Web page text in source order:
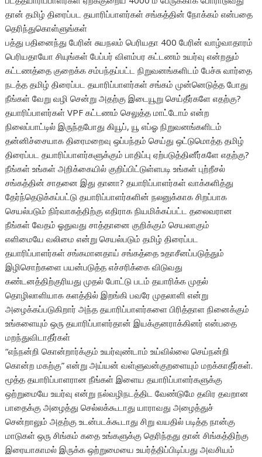
தான் தமிழ் திரைப்பட தயாரிப்பாளர்கள் சங்கத்தின் நோக்கம் என்பதை
தெரிந்துகொள்ளுங்கள்
பத்து பதினைந்து பேரின் சுயநலம் பெரியதா 400 பேரின் வாழ்வாதாரம்
பெரியதாயோ சியுங்கள் பேப்பர் விளம்பர கட்டணம் உயர்வு என்றதும்
கட்டணத்தை குறைக்க சம்பந்தப்பட்ட நிறுவனங்களிடம் பேச்சு வார்தை
நடத்த தமிழ் திரைப்பட தயாரிப்பாளர்கள் சங்கம் முன்னெடுத்த போது
நீங்கள் வேறு வழி சென்று அதற்கு இடையூறு செய்தீர்களே எதற்கு?
தயாரிப்பாளர்கள் VPF கட்டணம் செலுத்த மாட்டோம் என்ற
நிலைப்பாட்டில் இருந்தபோது கியூப், யூ எப்ஓ நிறுவனங்களிடம்
தன்னிச்சையாக திரைமறைவு ஒப்பந்தம் செய்து ஒட்டுமொத்த தமிழ்
திரைப்பட தயாரிப்பாளர்களுக்கும் பாதிப்பு ஏற்படுத்தினீர்களே எதற்கு?
நீங்கள் உங்கள் அறிக்கையில் குறிப்பிட்டுள்ளபடி உங்கள் புற்றீசல்
சங்கத்தின் சாதனை இது தானா? தயாரிப்பாளர்கள் வாக்களித்து
தேர்ந்தெடுக்கப்பட்டு தயாரிப்பாளர்களின் நலனுக்காக சிறப்பாக
செயல்படும் நிர்வாகத்திற்கு எதிராக நியமிக்கப்பட்ட தலைவரான
நீங்கள் வேதம் ஓதுவது சாத்தானை குறிக்கும் செயலாகும்
எளிமையே வலிமை என்று செயல்படும் தமிழ் திரைப்பட
தயாரிப்பாளர்கள் சங்கமானதாய் சங்கத்தை உதாசீனப்படுத்தும்
இழிசொற்களை பயன்படுத்த எச்சரிக்கை விடுவது
கண்டனத்திற்குரியது முதல் போட்டு படம் தயாரிக்க முதல்
தொழிலாளியாக களத்தில் இறங்கி பவரே முதலாளி என்று
அழைக்கப்படுகிறார் அந்த தயாரிப்பாளர்களை பிரித்தாள நினைக்கும்
உங்களையும் ஒரு தயாரிப்பாளர்தான் இயக்குனராக்கினர் என்பதை
மறந்துவிடாதீர்கள்
“எந்நன்றி கொன்றார்க்கும் உயர்வுண்டாம் உய்வில்லை செய்நன்றி
கொன்ற மகற்கு” என்று அய்யன் வள்ளுவன்குறளையும் மறக்காதீர்கள்.
மூத்த தயாரிப்பாளரான நீங்கள் இளைய தயாரிப்பாளர்களுக்கு
ஒற்றுமையே உயர்வு என்று நல்வழிநடத்திட வேண்டுமே தவிர தவறான
பாதைக்கு அழைத்து செல்லக்கூடாது யாராவது அழைத்துச்
சென்றாலும் அதற்கு உடன்படக்கூடாது சிறு வயதில் படித்த நான்கு
மாடுகள் ஒரு சிங்கம் கதை உங்களுக்கு தெரிந்தது தான் சிங்கத்திற்கு
இரையாகாமல் இருக்க ஒற்றுமையை உயர்த்திப்பிடிப்பது அவசியம்